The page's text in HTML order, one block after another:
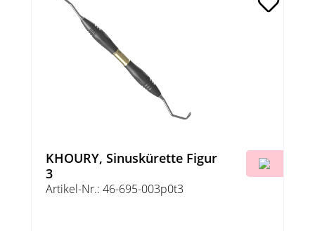
KHOURY, Sinuskürette Figur
3
Artikel-Nr.: 46-695-003p0t3